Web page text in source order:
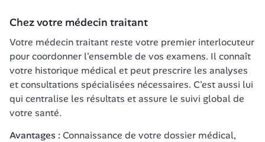
Chez votre médecin traitant
Votre médecin traitant reste votre premier interlocuteur
pour coordonner l'ensemble de vos examens. Il connaît
votre historique médical et peut prescrire les analyses
et consultations spécialisées nécessaires. C'est aussi lui
qui centralise les résultats et assure le suivi global de
votre santé.
Avantages : Connaissance de votre dossier médical,